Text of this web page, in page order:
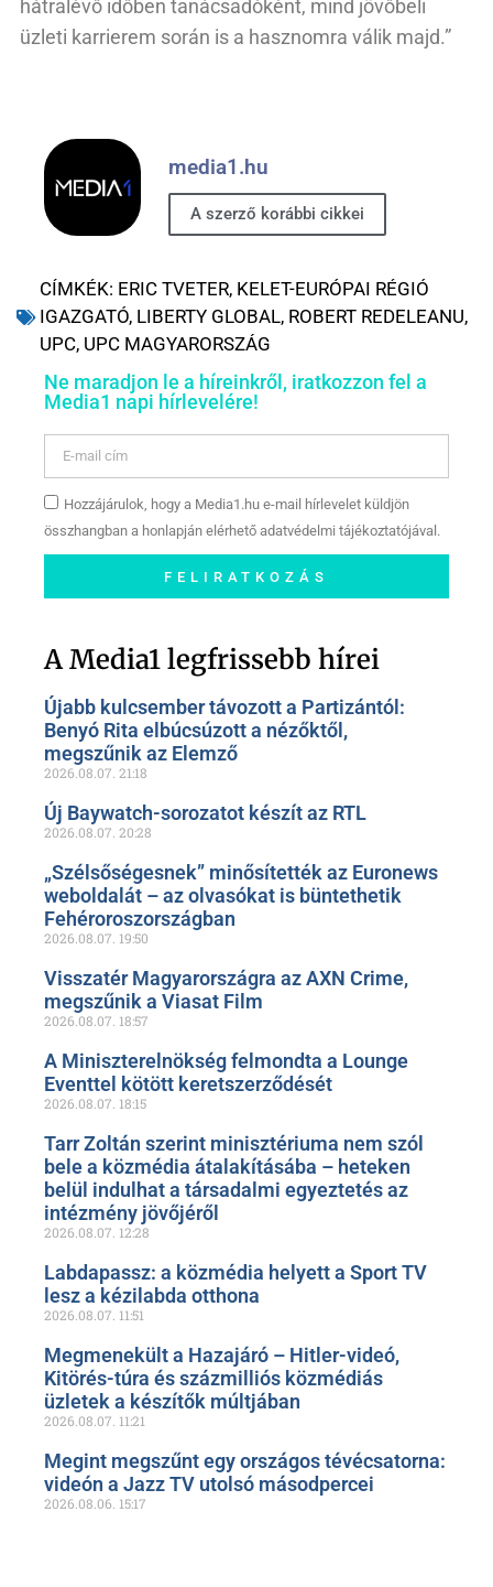
hátralévő időben tanácsadóként, mind jövőbeli
üzleti karrierem során is a hasznomra válik majd.”
media1.hu
A szerző korábbi cikkei
CÍMKÉK: ERIC TVETER, KELET-EURÓPAI RÉGIÓ
IGAZGATÓ, LIBERTY GLOBAL, ROBERT REDELEANU,
UPC, UPC MAGYARORSZÁG
Ne maradjon le a híreinkről, iratkozzon fel a
Media1 napi hírlevelére!
Hozzájárulok, hogy a Media1.hu e-mail hírlevelet küldjön
összhangban a honlapján elérhető adatvédelmi tájékoztatójával.
FELIRATKOZÁS
oldalunkon!
A Media1 legfrissebb hírei
Újabb kulcsember távozott a Partizántól:
Benyó Rita elbúcsúzott a nézőktől,
megszűnik az Elemző
2026.08.07. 21:18
Új Baywatch-sorozatot készít az RTL
2026.08.07. 20:28
„Szélsőségesnek” minősítették az Euronews
weboldalát – az olvasókat is büntethetik
Fehéroroszországban
2026.08.07. 19:50
Visszatér Magyarországra az AXN Crime,
megszűnik a Viasat Film
2026.08.07. 18:57
A Miniszterelnökség felmondta a Lounge
Eventtel kötött keretszerződését
2026.08.07. 18:15
Tarr Zoltán szerint minisztériuma nem szól
bele a közmédia átalakításába – heteken
belül indulhat a társadalmi egyeztetés az
intézmény jövőjéről
2026.08.07. 12:28
Labdapassz: a közmédia helyett a Sport TV
lesz a kézilabda otthona
2026.08.07. 11:51
Megmenekült a Hazajáró – Hitler-videó,
Kitörés-túra és százmilliós közmédiás
üzletek a készítők múltjában
2026.08.07. 11:21
Megint megszűnt egy országos tévécsatorna:
videón a Jazz TV utolsó másodpercei
2026.08.06. 15:17